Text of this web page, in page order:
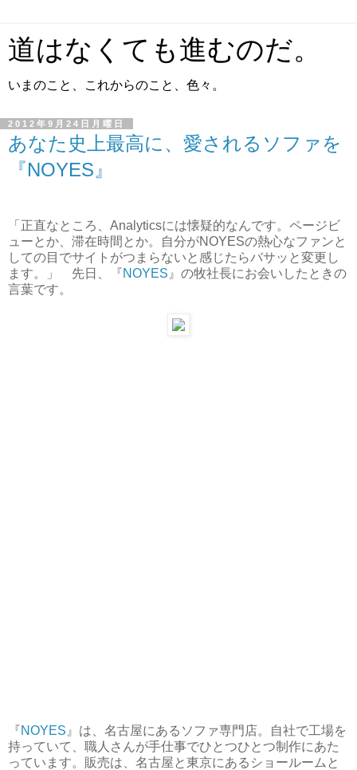
道はなくても進むのだ。
いまのこと、これからのこと、色々。
2012年9月24日月曜日
あなた史上最高に、愛されるソファを
『NOYES』
「正直なところ、Analyticsには懐疑的なんです。ページビ
ューとか、滞在時間とか。自分がNOYESの熱心なファンと
しての目でサイトがつまらないと感じたらバサッと変更し
ます。」 先日、『NOYES 』の牧社長にお会いしたときの
言葉です。
『NOYES 』は、名古屋にあるソファ専門店。自社で工場を
持っていて、職人さんが手仕事でひとつひとつ制作にあた
っています。販売は、名古屋と東京にあるショールームと